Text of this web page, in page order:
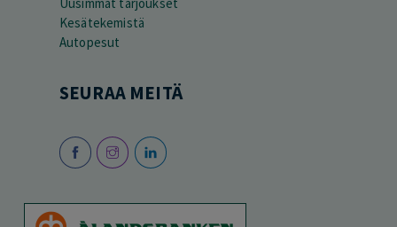
Uusimmat tarjoukset
Kesätekemistä
Autopesut
SEURAA MEITÄ